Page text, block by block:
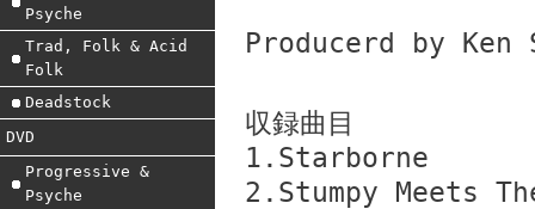
Psyche
Trad, Folk & Acid
Folk
Deadstock
DVD
Progressive &
Psyche
Producerd by Ken
収録曲目
1.Starborne
2.Stumpy Meets